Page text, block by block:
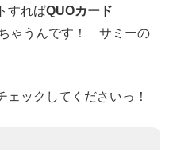
すればQUOカード
ゃうんです！ サミーの
ックしてくださいっ！